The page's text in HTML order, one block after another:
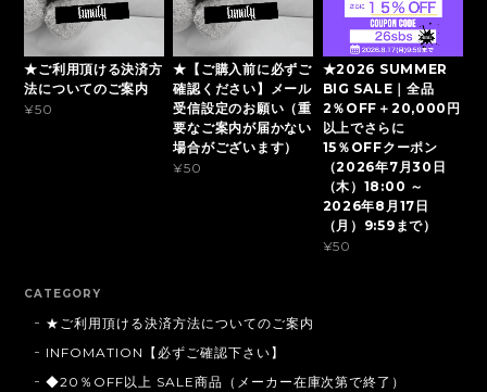
★ご利用頂ける決済方
法についてのご案内
¥50
★【ご購入前に必ずご
確認ください】メール
受信設定のお願い（重
要なご案内が届かない
場合がございます）
¥50
★2026 SUMMER
BIG SALE｜全品
2％OFF＋20,000円
以上でさらに
15％OFFクーポン
（2026年7月30日
（木）18:00 ～
2026年8月17日
（月）9:59まで）
¥50
CATEGORY
★ご利用頂ける決済方法についてのご案内
INFOMATION【必ずご確認下さい】
◆20％OFF以上 SALE商品（メーカー在庫次第で終了）